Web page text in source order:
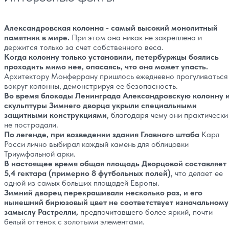
Александровская колонна - самый высокий монолитный
памятник в мире. При этом она никак не закреплена и
держится только за счет собственного веса.
Когда колонну только установили, петербуржцы боялись
проходить мимо нее, опасаясь, что она может упасть.
Архитектору Монферрану пришлось ежедневно прогуливаться
вокруг колонны, демонстрируя ее безопасность.
Во время блокады Ленинграда Александровскую колонну
скульптуры Зимнего дворца укрыли специальными
защитными конструкциями, благодаря чему они практически
не пострадали.
По легенде, при возведении здания Главного штаба Карл
Росси лично выбирал каждый камень для облицовки
Триумфальной арки.
В настоящее время общая площадь Дворцовой составляет
5,4 гектара (примерно 8 футбольных полей), что делает ее
одной из самых больших площадей Европы.
Зимний дворец перекрашивали несколько раз, и его
нынешний бирюзовый цвет не соответствует изначальному
замыслу Растрелли, предпочитавшего более яркий, почти
белый оттенок с золотыми элементами.